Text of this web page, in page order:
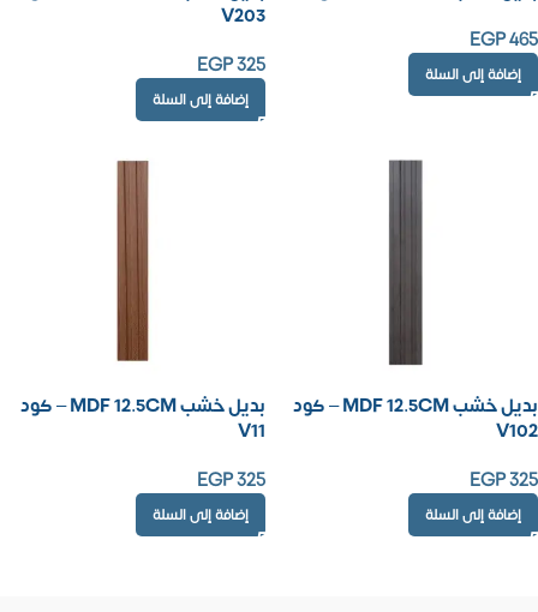
EGP465
إضافة إلى السلة
V203
EGP325
إضافة إلى السلة
بديل خشب MDF 12.5CM – كود
V102
EGP325
إضافة إلى السلة
بديل خشب MDF 12.5CM – كود
V11
EGP325
إضافة إلى السلة